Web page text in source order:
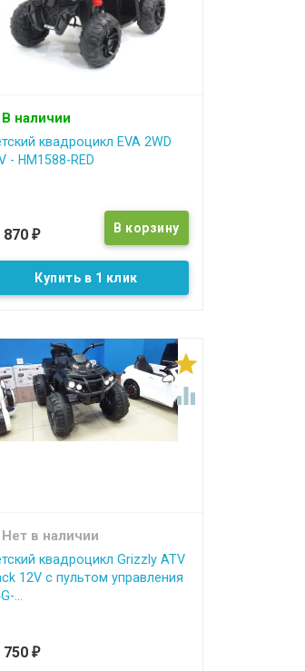
В наличии
квадроцикл EVA 2WD
- HM1588-RED
870 ₽
Купить в 1 клик


Нет в наличии
квадроцикл Grizzly ATV
12V с пультом управления
...
750 ₽